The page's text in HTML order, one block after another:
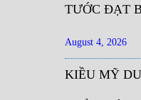
TƯỚC ĐẠT
August 4, 2026
KIỀU MỸ